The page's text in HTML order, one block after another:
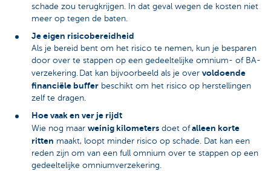
schade zou terugkrijgen. In dat geval wegen de kosten niet
meer op tegen de baten.
Je eigen risicobereidheid
Als je bereid bent om het risico te nemen, kun je besparen
door over te stappen op een gedeeltelijke omnium- of BA-
verzekering. Dat kan bijvoorbeeld als je over voldoende
financiële buffer beschikt om het risico op herstellingen
zelf te dragen.
Hoe vaak en ver je rijdt
Wie nog maar weinig kilometers doet ofalleen korte
ritten maakt, loopt minder risico op schade. Dat kan een
reden zijn om van een full omnium over te stappen op een
gedeeltelijke omniumverzekering.